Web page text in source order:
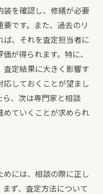
装を確認し、修繕が必要
です。また、過去のリ
ば、それを査定担当者に
が得られます。特に、
査定結果に大きく影響す
応しておくことが望まし
ら、次は専門家と相談
めていくことが求められ
には、相談の際に正し
ず、査定方法について